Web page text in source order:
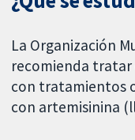
La Organización
recomienda
con tratamientos
con artemisinina